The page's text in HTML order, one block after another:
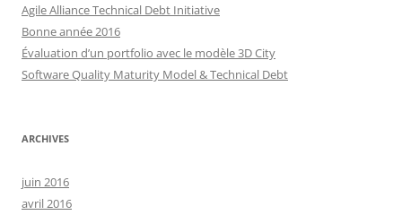
Agile Alliance Technical Debt Initiative
Bonne année 2016
Évaluation d’un portfolio avec le modèle 3D City
Software Quality Maturity Model & Technical Debt
ARCHIVES
juin 2016
avril 2016